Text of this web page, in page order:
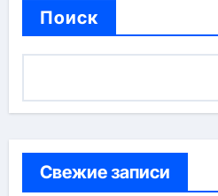
Поиск
Свежие записи